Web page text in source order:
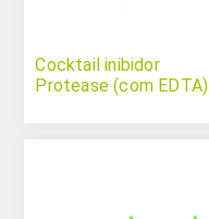
Cocktail inibidor
Protease (com EDTA)